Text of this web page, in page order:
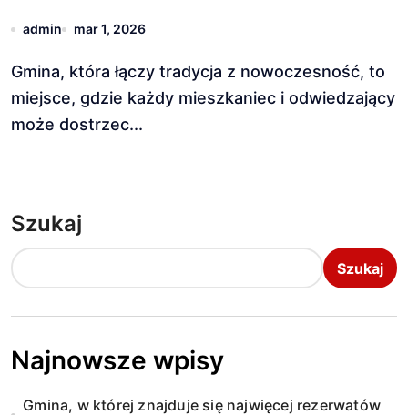
sposób.
admin mar 1, 2026
Gmina, która łączy tradycja z nowoczesność, to
miejsce, gdzie każdy mieszkaniec i odwiedzający
może dostrzec...
Szukaj
Szukaj
Najnowsze wpisy
Gmina, w której znajduje się najwięcej rezerwatów